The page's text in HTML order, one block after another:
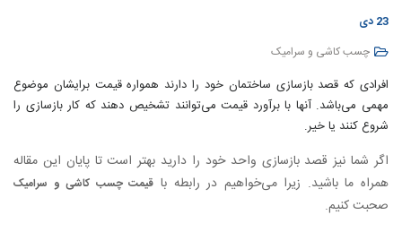
23 دی
چسب کاشی و سرامیک
افرادی که قصد بازسازی ساختمان خود را دارند همواره قیمت برایشان موضوع
مهمی می‌باشد. آنها با برآورد قیمت می‌توانند تشخیص دهند که کار بازسازی را
شروع کنند یا خیر.
اگر شما نیز قصد بازسازی واحد خود را دارید بهتر است تا پایان این مقاله
همراه ما باشید. زیرا می‌خواهیم در رابطه با قیمت چسب کاشی و سرامیک
صحبت کنیم.